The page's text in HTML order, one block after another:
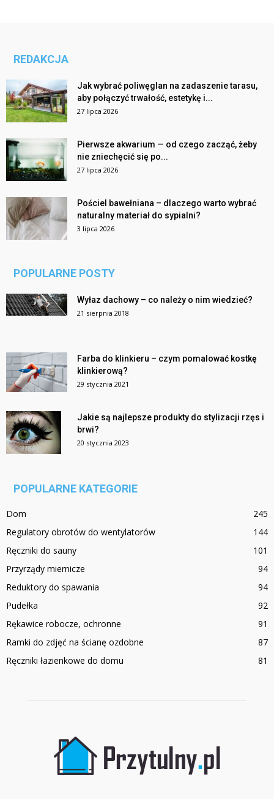
REDAKCJA
Jak wybrać poliwęglan na zadaszenie tarasu,
aby połączyć trwałość, estetykę i...
27 lipca 2026
Pierwsze akwarium — od czego zacząć, żeby
nie zniechęcić się po...
27 lipca 2026
Pościel bawełniana – dlaczego warto wybrać
naturalny materiał do sypialni?
3 lipca 2026
POPULARNE POSTY
Wyłaz dachowy – co należy o nim wiedzieć?
21 sierpnia 2018
Farba do klinkieru – czym pomalować kostkę
klinkierową?
29 stycznia 2021
Jakie są najlepsze produkty do stylizacji rzęs i
brwi?
20 stycznia 2023
POPULARNE KATEGORIE
Dom
245
Regulatory obrotów do wentylatorów
144
Ręczniki do sauny
101
Przyrządy miernicze
94
Reduktory do spawania
94
Pudełka
92
Rękawice robocze, ochronne
91
Ramki do zdjęć na ścianę ozdobne
87
Ręczniki łazienkowe do domu
81